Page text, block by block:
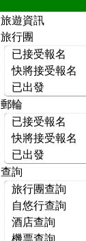
旅遊資訊
旅行團
已接受報名
快將接受報名
已出發
郵輪
已接受報名
快將接受報名
已出發
查詢
旅行團查詢
自悠行查詢
酒店查詢